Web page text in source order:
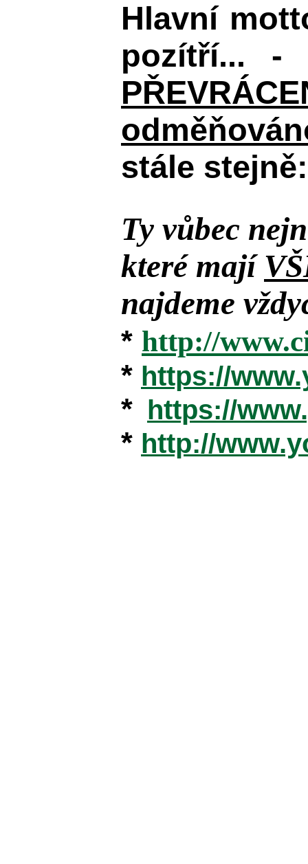
Hlavní
pozítří...
stále stejně:
Ty vůbec
které mají
najdeme
* http://
* https://
* https://
* http://